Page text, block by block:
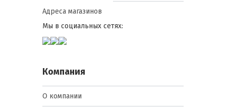
Адреса магазинов
Мы в социальных сетях:
Компания
О компании